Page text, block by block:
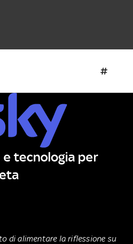
e tecnologia per
di alimentare la riflessione su